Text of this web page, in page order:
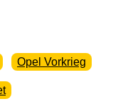
Opel Vorkrieg